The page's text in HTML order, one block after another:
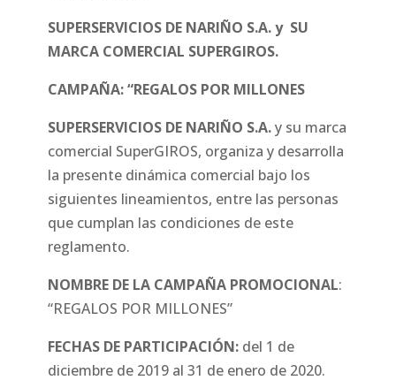
SUPERSERVICIOS DE NARIÑO S.A. y SU
MARCA COMERCIAL SUPERGIROS.
CAMPAÑA: “REGALOS POR MILLONES
SUPERSERVICIOS DE NARIÑO S.A.y su marca
comercial SuperGIROS, organiza y desarrolla
la presente dinámica comercial bajo los
siguientes lineamientos, entre las personas
que cumplan las condiciones de este
reglamento.
NOMBRE DE LA CAMPAÑA PROMOCIONAL:
“REGALOS POR MILLONES”
FECHAS DE PARTICIPACIÓN:del 1 de
diciembre de 2019 al 31 de enero de 2020.